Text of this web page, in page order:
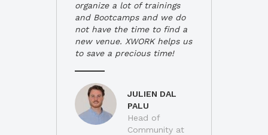
organize a lot of trainings
and Bootcamps and we do
not have the time to find a
new venue. XWORK helps us
to save a precious time!
JULIEN DAL
PALU
Head of
Community at